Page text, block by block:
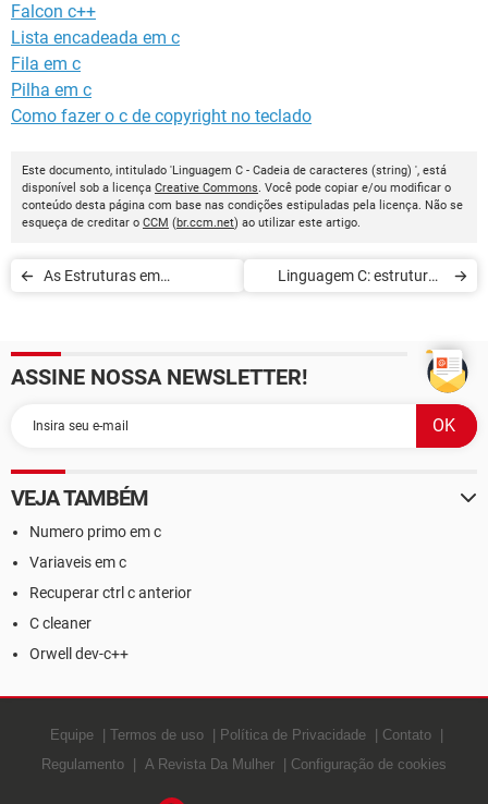
Falcon c++
Lista encadeada em c
Fila em c
Pilha em c
Como fazer o c de copyright no teclado
Este documento, intitulado 'Linguagem C - Cadeia de caracteres (string) ', está
disponível sob a licença Creative Commons. Você pode copiar e/ou modificar o
conteúdo desta página com base nas condições estipuladas pela licença. Não se
esqueça de creditar o CCM (br.ccm.net) ao utilizar este artigo.
As Estruturas em
Linguagem C: estruturas
ASSINE NOSSA NEWSLETTER!
VEJA TAMBÉM
Numero primo em c
Variaveis em c
Recuperar ctrl c anterior
C cleaner
Orwell dev-c++
Equipe Termos de uso Política de Privacidade
Contato
Regulamento
A Revista Da Mulher Configuração de cookies